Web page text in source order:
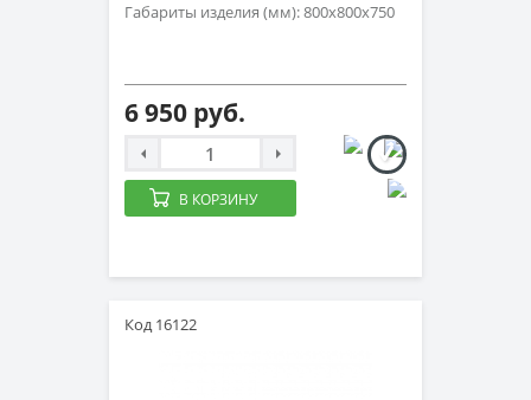
Габариты изделия (мм): 800х800х750
6 950 руб.
В КОРЗИНУ
Код 16122